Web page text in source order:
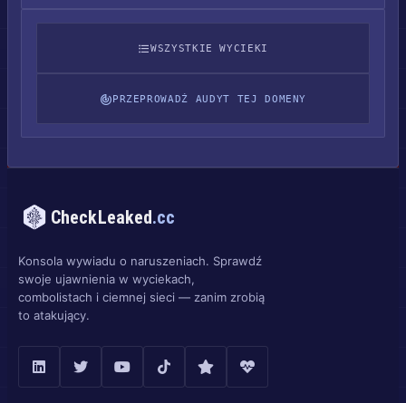
WSZYSTKIE WYCIEKI
PRZEPROWADŹ AUDYT TEJ DOMENY
CheckLeaked.cc
Konsola wywiadu o naruszeniach. Sprawdź
swoje ujawnienia w wyciekach,
combolistach i ciemnej sieci — zanim zrobią
to atakujący.